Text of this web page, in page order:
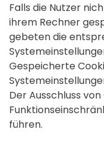
Falls die Nutzer
ihrem Rechner
gebeten die
Gespeicherte
Der Ausschluss
führen.